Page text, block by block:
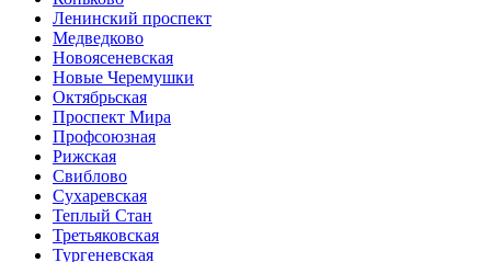
Ленинский проспект
Медведково
Новоясеневская
Новые Черемушки
Октябрьская
Проспект Мира
Профсоюзная
Рижская
Свиблово
Сухаревская
Теплый Стан
Третьяковская
Тургеневская